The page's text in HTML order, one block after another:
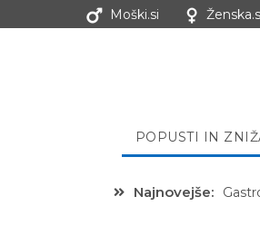
Moški.si
POPUSTI IN
Najnovejše: